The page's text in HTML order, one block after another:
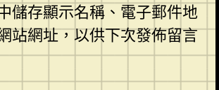
儲存顯示名稱、電子郵件地
站網址，以供下次發佈留言